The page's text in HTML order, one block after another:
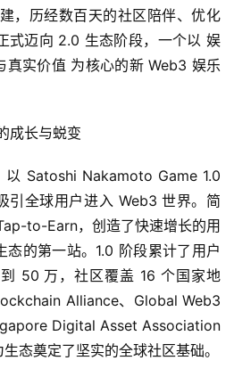
，历经数百天的社区陪伴、优化
式迈向 2.0 生态阶段，一个以 娱
真实价值 为核心的新 Web3 娱乐
成长与蜕变
以 Satoshi Nakamoto Game 1.0
引全球用户进入 Web3 世界。简
to-Earn，创造了快速增长的用
态的第一站。1.0 阶段累计了用户
50 万，社区覆盖 16 个国家地
Alliance、Global Web3
Digital Asset Association
态奠定了坚实的全球社区基础。